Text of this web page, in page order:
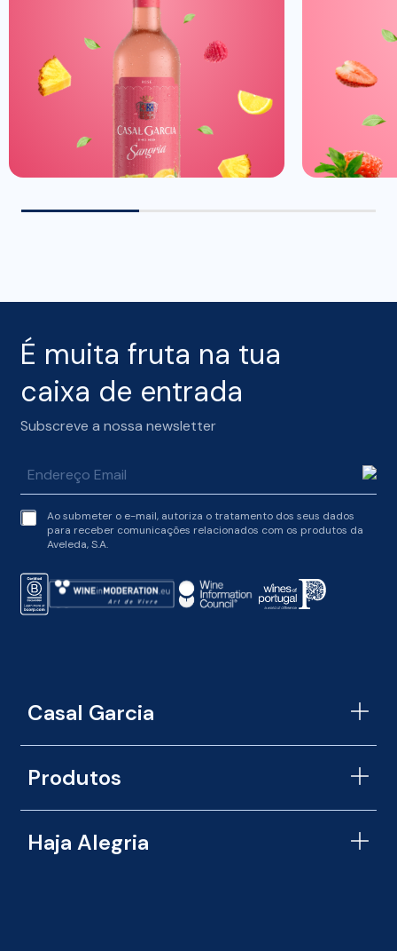
É muita fruta na tua
caixa de entrada
Subscreve a nossa newsletter
e
s
o
f
s
Ao submeter o e-mail, autoriza o tratamento dos seus dados
para receber comunicações relacionados com os produtos da
Aveleda, S.A.
Casal Garcia
Produtos
Haja Alegria